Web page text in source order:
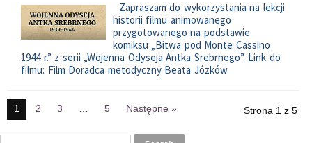
Zapraszam do wykorzystania na lekcji
historii filmu animowanego
przygotowanego na podstawie
komiksu „Bitwa pod Monte Cassino
1944 r.” z serii „Wojenna Odyseja Antka Srebrnego”. Link do
filmu: Film Doradca metodyczny Beata Józków
1 2 3 5 Następne » Strona 1 z 5